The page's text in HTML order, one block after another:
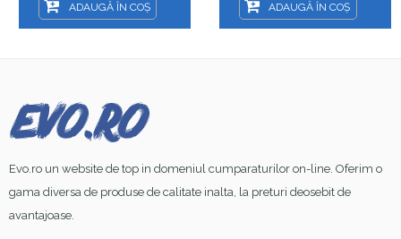
ADAUGĂ ÎN COȘ ADAUGĂ ÎN COȘ
Evo.ro un website de top in domeniul cumparaturilor on-line. Oferim o
gama diversa de produse de calitate inalta, la preturi deosebit de
avantajoase.